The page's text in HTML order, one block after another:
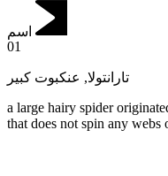
اسم
01
تارانتولا, عنكبوت كبير
a large hairy spider
that does not spin any webs